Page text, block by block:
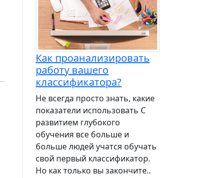
Как проанализировать
работу вашего
классификатора?
Не всегда просто знать, какие
показатели использовать С
развитием глубокого
обучения все больше и
больше людей учатся обучать
свой первый классификатор.
Но как только вы закончите..